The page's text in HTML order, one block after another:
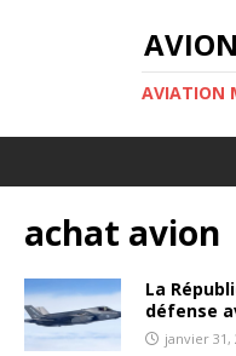
AVIATION
achat avion
La
défense
janvier 31,